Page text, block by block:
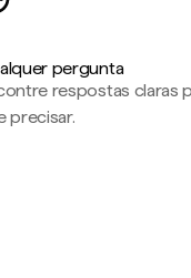
pergunta
respostas claras
precisar.